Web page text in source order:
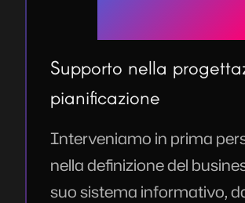
Supporto nella
pianificazione
Interveniamo in prima
nella definizione del
suo sistema informativo,